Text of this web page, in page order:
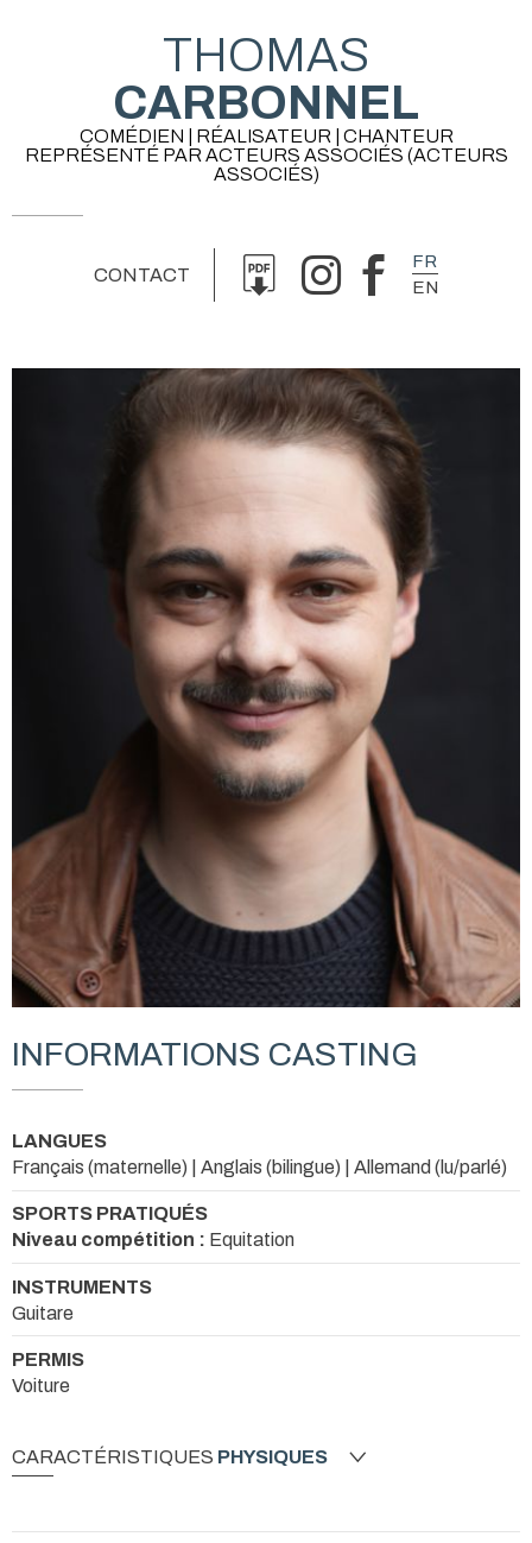
THOMAS
CARBONNEL
COMÉDIEN | RÉALISATEUR | CHANTEUR
REPRÉSENTÉ PAR ACTEURS ASSOCIÉS (ACTEURS
ASSOCIÉS)
CONTACT
FR
EN
INFORMATIONS CASTING
LANGUES
Français (maternelle) | Anglais (bilingue) | Allemand (lu/parlé)
SPORTS PRATIQUÉS
Niveau compétition : Equitation
INSTRUMENTS
Guitare
PERMIS
Voiture
CARACTÉRISTIQUES PHYSIQUES